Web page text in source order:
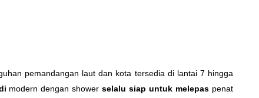
pemandangan laut dan kota tersedia di lantai 7 hingga
modern dengan showerselalu siap untuk melepas penat